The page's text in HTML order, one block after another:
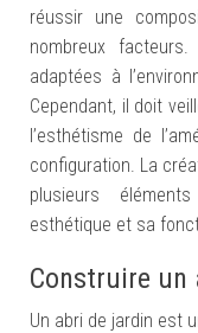
réussir une
nombreux
adaptées à
Cependant, il doit
l’esthétisme de
configuration. La
plusieurs
esthétique et sa
Construire un
Un abri de jardin est